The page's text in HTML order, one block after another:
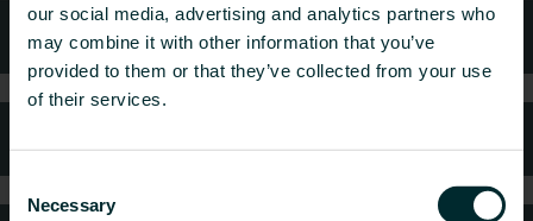
our social media, advertising and analytics partners who
may combine it with other information that you’ve
provided to them or that they’ve collected from your use
of their services.
Consent
Selection
Necessary
Technische Beratung